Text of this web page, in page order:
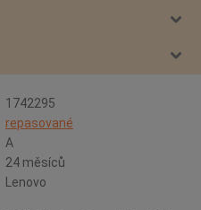
1742295
repasované
A
24 měsíců
Lenovo